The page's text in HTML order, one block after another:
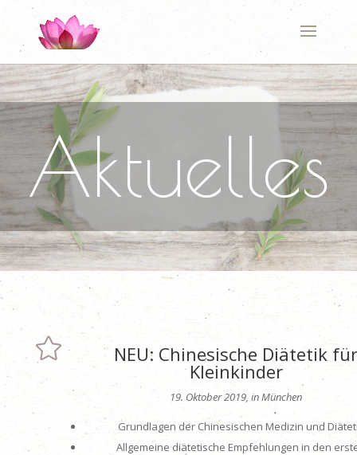
Aktuelles
 NEU: Chinesische Diätetik
Kleinkinder
19. Oktober 2019, in München
Grundlagen der Chinesischen Medizin und
Allgemeine diätetische Empfehlungen in den